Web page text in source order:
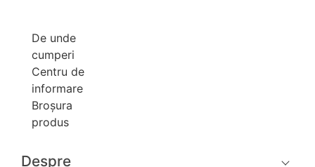
De unde
cumperi
Centru de
informare
Broşura
produs
Despre